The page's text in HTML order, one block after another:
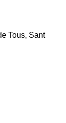
Tous, Sant